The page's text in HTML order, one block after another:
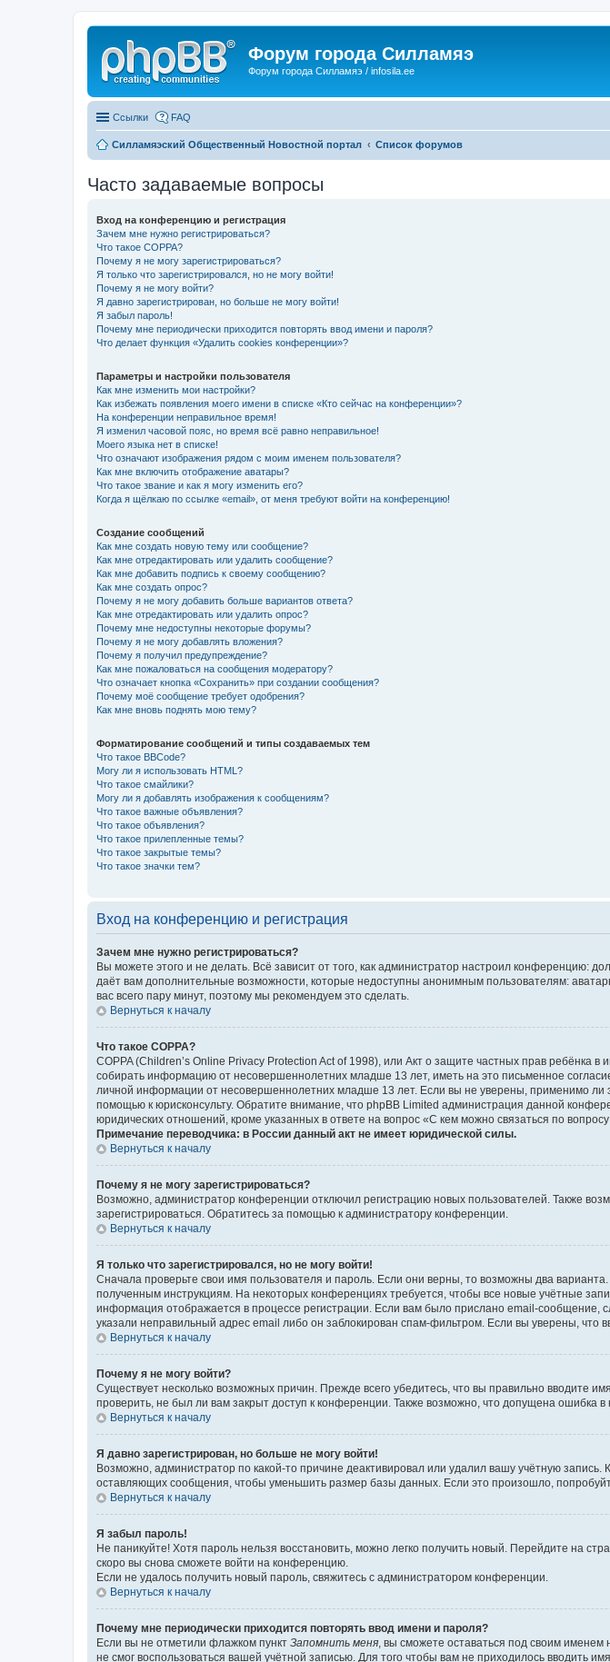
Форум города Силламяэ
Форум города Силламяэ / infosila.ee
Ссылки FAQ
Силламяэский Общественный Новостной портал Список форумов
Часто задаваемые вопросы
Вход на конференцию и регистрация
Зачем мне нужно регистрироваться?
Что такое COPPA?
Почему я не могу зарегистрироваться?
Я только что зарегистрировался, но не могу войти!
Почему я не могу войти?
Я давно зарегистрирован, но больше не могу войти!
Я забыл пароль!
Почему мне периодически приходится повторять ввод имени и пароля?
Что делает функция «Удалить cookies конференции»?
Параметры и настройки пользователя
Как мне изменить мои настройки?
Как избежать появления моего имени в списке «Кто сейчас на конференции»?
На конференции неправильное время!
Я изменил часовой пояс, но время всё равно неправильное!
Моего языка нет в списке!
Что означают изображения рядом с моим именем пользователя?
Как мне включить отображение аватары?
Что такое звание и как я могу изменить его?
Когда я щёлкаю по ссылке «email», от меня требуют войти на конференцию!
Создание сообщений
Как мне создать новую тему или сообщение?
Как мне отредактировать или удалить сообщение?
Как мне добавить подпись к своему сообщению?
Как мне создать опрос?
Почему я не могу добавить больше вариантов ответа?
Как мне отредактировать или удалить опрос?
Почему мне недоступны некоторые форумы?
Почему я не могу добавлять вложения?
Почему я получил предупреждение?
Как мне пожаловаться на сообщения модератору?
Что означает кнопка «Сохранить» при создании сообщения?
Почему моё сообщение требует одобрения?
Как мне вновь поднять мою тему?
Форматирование сообщений и типы создаваемых тем
Что такое BBCode?
Могу ли я использовать HTML?
Что такое смайлики?
Могу ли я добавлять изображения к сообщениям?
Что такое важные объявления?
Что такое объявления?
Что такое прилепленные темы?
Что такое закрытые темы?
Что такое значки тем?
Вход на конференцию и регистрация
Зачем мне нужно регистрироваться?
Вы можете этого и не делать. Всё зависит от того, как администратор настроил конференцию:
даёт вам дополнительные возможности, которые недоступны анонимным пользователям:
вас всего пару минут, поэтому мы рекомендуем это сделать.
Вернуться к началу
Что такое COPPA?
COPPA (Children’s Online Privacy Protection Act of 1998), или Акт о защите частных прав ребёнка
собирать информацию от несовершеннолетних младше 13 лет, иметь на это письменное
личной информации от несовершеннолетних младше 13 лет. Если вы не уверены, применимо ли
помощью к юрисконсульту. Обратите внимание, что phpBB Limited администрация данной
юридических отношений, кроме указанных в ответе на вопрос «С кем можно связаться по
Примечание переводчика: в России данный акт не имеет юридической силы.
Вернуться к началу
Почему я не могу зарегистрироваться?
Возможно, администратор конференции отключил регистрацию новых пользователей. Также
зарегистрироваться. Обратитесь за помощью к администратору конференции.
Вернуться к началу
Я только что зарегистрировался, но не могу войти!
Сначала проверьте свои имя пользователя и пароль. Если они верны, то возможны два
полученным инструкциям. На некоторых конференциях требуется, чтобы все новые учётные
информация отображается в процессе регистрации. Если вам было прислано email-
указали неправильный адрес email либо он заблокирован спам-фильтром. Если вы уверены, что
Вернуться к началу
Почему я не могу войти?
Существует несколько возможных причин. Прежде всего убедитесь, что вы правильно вводите
проверить, не был ли вам закрыт доступ к конференции. Также возможно, что допущена ошибка
Вернуться к началу
Я давно зарегистрирован, но больше не могу войти!
Возможно, администратор по какой-то причине деактивировал или удалил вашу учётную
оставляющих сообщения, чтобы уменьшить размер базы данных. Если это произошло, попробуйте
Вернуться к началу
Я забыл пароль!
Не паникуйте! Хотя пароль нельзя восстановить, можно легко получить новый. Перейдите на
скоро вы снова сможете войти на конференцию.
Если не удалось получить новый пароль, свяжитесь с администратором конференции.
Вернуться к началу
Почему мне периодически приходится повторять ввод имени и пароля?
Если вы не отметили флажком пункт Запомнить меня , вы сможете оставаться под своим
не смог воспользоваться вашей учётной записью. Для того чтобы вам не приходилось вводить